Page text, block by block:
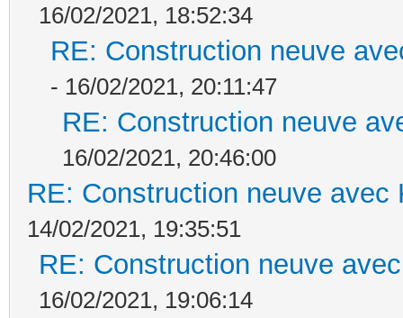
16/02/2021, 18:52:34
RE: Construction neuve
- 16/02/2021, 20:11:47
RE: Construction neuve
16/02/2021, 20:46:00
RE: Construction neuve avec
14/02/2021, 19:35:51
RE: Construction neuve
16/02/2021, 19:06:14